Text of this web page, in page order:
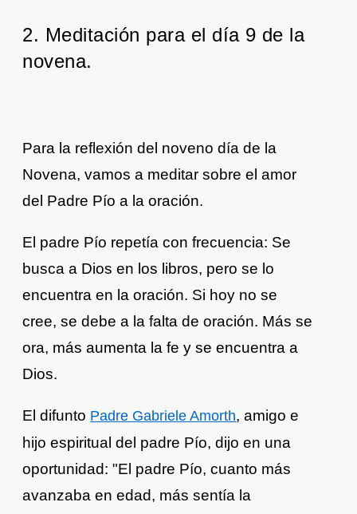
2. Meditación para el día 9 de la
novena.
Para la reflexión del noveno día de la
Novena, vamos a meditar sobre el amor
del Padre Pío a la oración.
El padre Pío repetía con frecuencia: Se
busca a Dios en los libros, pero se lo
encuentra en la oración. Si hoy no se
cree, se debe a la falta de oración. Más se
ora, más aumenta la fe y se encuentra a
Dios.
El difunto Padre Gabriele Amorth, amigo e
hijo espiritual del padre Pío, dijo en una
oportunidad: "El padre Pío, cuanto más
avanzaba en edad, más sentía la